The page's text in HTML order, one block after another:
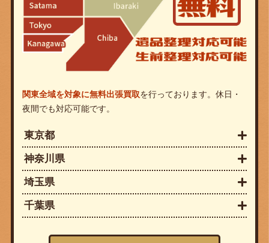
関東全域を対象に無料出張買取を行っております。休日・
夜間でも対応可能です。
東京都
神奈川県
埼玉県
千葉県